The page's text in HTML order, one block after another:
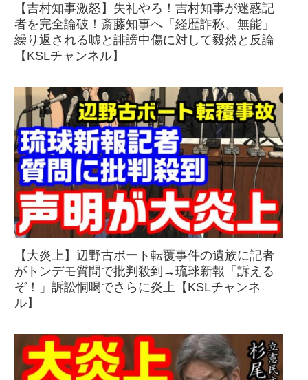
【吉村知事激怒】失礼やろ！吉村知事が迷惑記
者を完全論破！斎藤知事へ「経歴詐称、無能」
繰り返される嘘と誹謗中傷に対して毅然と反論
【KSLチャンネル】
【大炎上】辺野古ボート転覆事件の遺族に記者
がトンデモ質問で批判殺到→琉球新報「訴える
ぞ！」訴訟恫喝でさらに炎上【KSLチャンネ
ル】